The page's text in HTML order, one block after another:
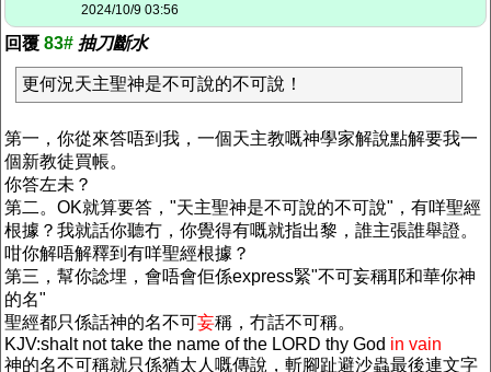
2024/10/9 03:56
回覆 83# 抽刀斷水
更何況天主聖神是不可說的不可說！
第一，你從來答唔到我，一個天主教嘅神學家解說點解要我一
個新教徒買帳。
你答左未？
第二。OK就算要答，"天主聖神是不可說的不可說"，有咩聖經
根據？我就話你聽冇，你覺得有嘅就指出黎，誰主張誰舉證。
咁你解唔解釋到有咩聖經根據？
第三，幫你諗埋，會唔會佢係express緊"不可妄稱耶和華你神
的名"
聖經都只係話神的名不可妄稱，冇話不可稱。
KJV:shalt not take the name of the LORD thy God in vain
神的名不可稱就只係猶太人嘅傳說，斬腳趾避沙蟲最後連文字